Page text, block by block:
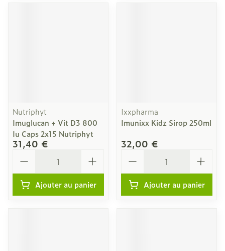
Nutriphyt
Imuglucan + Vit D3 800
Iu Caps 2x15 Nutriphyt
31,40 €
Ajouter au panier
Ixxpharma
Imunixx Kidz Sirop 250ml
32,00 €
Ajouter au panier